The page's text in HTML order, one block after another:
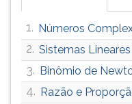
1. Números
2. Sistemas Lineares
3. Binômio de
4. Razão e